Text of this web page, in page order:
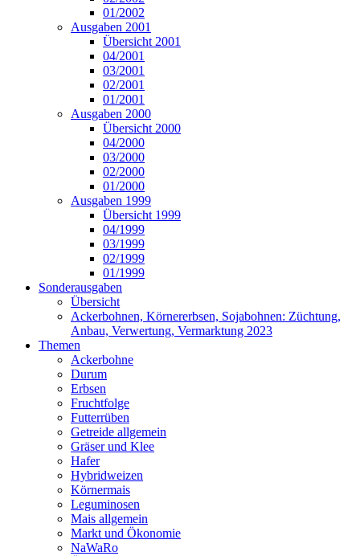
01/2002
Ausgaben 2001
Übersicht 2001
04/2001
03/2001
02/2001
01/2001
Ausgaben 2000
Übersicht 2000
04/2000
03/2000
02/2000
01/2000
Ausgaben 1999
Übersicht 1999
04/1999
03/1999
02/1999
01/1999
Sonderausgaben
Übersicht
Ackerbohnen, Körnererbsen, Sojabohnen: Züchtung,
Anbau, Verwertung, Vermarktung 2023
Themen
Ackerbohne
Durum
Erbsen
Fruchtfolge
Futterrüben
Getreide allgemein
Gräser und Klee
Hafer
Hybridweizen
Körnermais
Leguminosen
Mais allgemein
Markt und Ökonomie
NaWaRo